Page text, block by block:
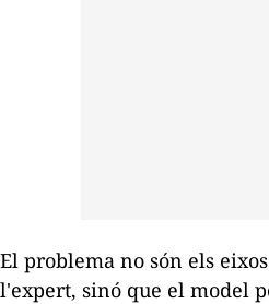
El problema no són els
l'expert, sinó que el model